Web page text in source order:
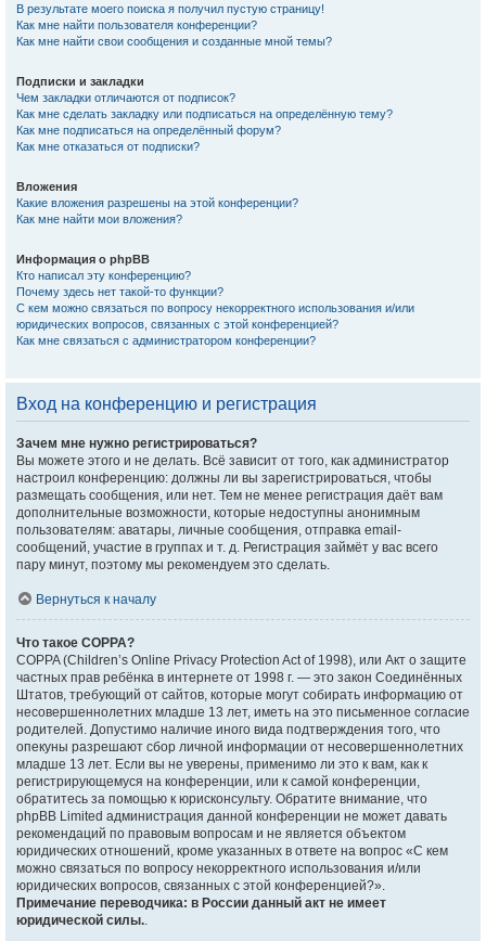
В результате моего поиска я получил пустую страницу!
Как мне найти пользователя конференции?
Как мне найти свои сообщения и созданные мной темы?
Подписки и закладки
Чем закладки отличаются от подписок?
Как мне сделать закладку или подписаться на определённую тему?
Как мне подписаться на определённый форум?
Как мне отказаться от подписки?
Вложения
Какие вложения разрешены на этой конференции?
Как мне найти мои вложения?
Информация о phpBB
Кто написал эту конференцию?
Почему здесь нет такой-то функции?
С кем можно связаться по вопросу некорректного использования и/или
юридических вопросов, связанных с этой конференцией?
Как мне связаться с администратором конференции?
Вход на конференцию и регистрация
Зачем мне нужно регистрироваться?
Вы можете этого и не делать. Всё зависит от того, как администратор
настроил конференцию: должны ли вы зарегистрироваться, чтобы
размещать сообщения, или нет. Тем не менее регистрация даёт вам
дополнительные возможности, которые недоступны анонимным
пользователям: аватары, личные сообщения, отправка email-
сообщений, участие в группах и т. д. Регистрация займёт у вас всего
пару минут, поэтому мы рекомендуем это сделать.
Вернуться к началу
Что такое COPPA?
COPPA (Children’s Online Privacy Protection Act of 1998), или Акт о защите
частных прав ребёнка в интернете от 1998 г. — это закон Соединённых
Штатов, требующий от сайтов, которые могут собирать информацию от
несовершеннолетних младше 13 лет, иметь на это письменное согласие
родителей. Допустимо наличие иного вида подтверждения того, что
опекуны разрешают сбор личной информации от несовершеннолетних
младше 13 лет. Если вы не уверены, применимо ли это к вам, как к
регистрирующемуся на конференции, или к самой конференции,
обратитесь за помощью к юрисконсульту. Обратите внимание, что
phpBB Limited администрация данной конференции не может давать
рекомендаций по правовым вопросам и не является объектом
юридических отношений, кроме указанных в ответе на вопрос «С кем
можно связаться по вопросу некорректного использования и/или
юридических вопросов, связанных с этой конференцией?».
Примечание переводчика: в России данный акт не имеет
юридической силы..